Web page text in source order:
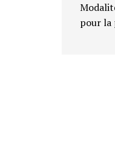
pour la